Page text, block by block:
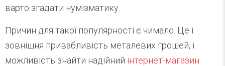
варто згадати нумізматику.
Причин для такої популярності є чимало. Це і
зовнішня привабливість металевих грошей, і
можливість знайти надійний інтернет-магазин